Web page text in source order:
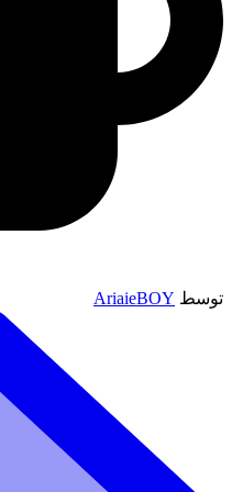
توسطAriaieBOY